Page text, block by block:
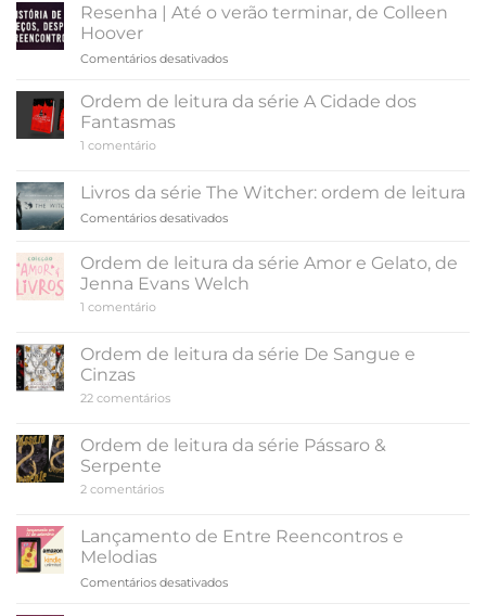
Indomada,
Carina
Resenha | Até o verão terminar, de Colleen
Hoover
Comentários desativadosem
Até
de
Hoover
Ordem de leitura da série A Cidade dos
Fantasmas
1 comentárioem
leitura
da
série
dos
Fantasmas
Livros da série The Witcher: ordem de leitura
Comentários desativadosem
série
The
de
leitura
Ordem de leitura da série Amor e Gelato, de
Jenna Evans Welch
1 comentárioem
leitura
da
e
Jenna
Evans
Welch
Ordem de leitura da série De Sangue e
Cinzas
22 comentáriosem
leitura
da
Ordem de leitura da série Pássaro &
Serpente
2 comentáriosem
leitura
da
&
Lançamento de Entre Reencontros e
Melodias
Comentários desativadosem